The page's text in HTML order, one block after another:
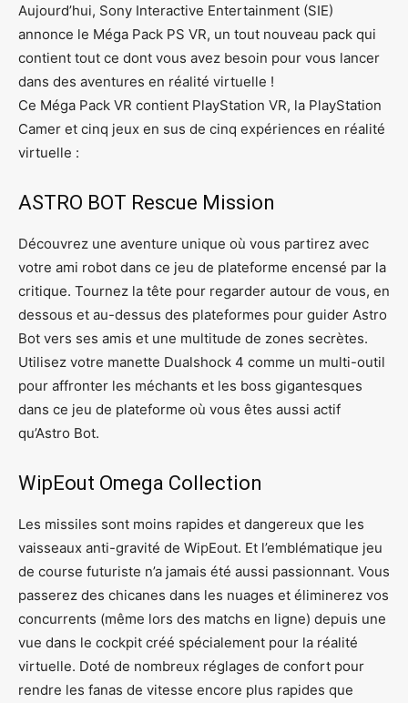
Aujourd’hui, Sony Interactive Entertainment (SIE)
annonce le Méga Pack PS VR, un tout nouveau pack qui
contient tout ce dont vous avez besoin pour vous lancer
dans des aventures en réalité virtuelle !
Ce Méga Pack VR contient PlayStation VR, la PlayStation
Camer et cinq jeux en sus de cinq expériences en réalité
virtuelle :
ASTRO BOT Rescue Mission
Découvrez une aventure unique où vous partirez avec
votre ami robot dans ce jeu de plateforme encensé par la
critique. Tournez la tête pour regarder autour de vous, en
dessous et au-dessus des plateformes pour guider Astro
Bot vers ses amis et une multitude de zones secrètes.
Utilisez votre manette Dualshock 4 comme un multi-outil
pour affronter les méchants et les boss gigantesques
dans ce jeu de plateforme où vous êtes aussi actif
qu’Astro Bot.
WipEout Omega Collection
Les missiles sont moins rapides et dangereux que les
vaisseaux anti-gravité de WipEout. Et l’emblématique jeu
de course futuriste n’a jamais été aussi passionnant. Vous
passerez des chicanes dans les nuages et éliminerez vos
concurrents (même lors des matchs en ligne) depuis une
vue dans le cockpit créé spécialement pour la réalité
virtuelle. Doté de nombreux réglages de confort pour
rendre les fanas de vitesse encore plus rapides que